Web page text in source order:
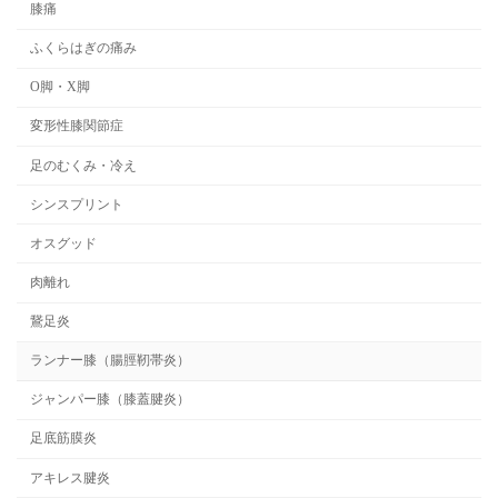
膝痛
ふくらはぎの痛み
O脚・X脚
変形性膝関節症
足のむくみ・冷え
シンスプリント
オスグッド
肉離れ
鵞足炎
ランナー膝（腸脛靭帯炎）
ジャンパー膝（膝蓋腱炎）
足底筋膜炎
アキレス腱炎